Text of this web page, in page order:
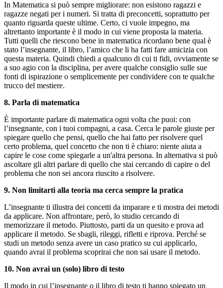
In Matematica si può sempre migliorare: non esistono ragazzi e
ragazze negati per i numeri. Si tratta di preconcetti, soprattutto per
quanto riguarda queste ultime. Certo, ci vuole impegno, ma
altrettanto importante è il modo in cui viene proposta la materia.
Tutti quelli che riescono bene in matematica ricordano bene qual è
stato l’insegnante, il libro, l’amico che li ha fatti fare amicizia con
questa materia. Quindi chiedi a qualcuno di cui ti fidi, ovviamente se
a suo agio con la disciplina, per avere qualche consiglio sulle sue
fonti di ispirazione o semplicemente per condividere con te qualche
trucco del mestiere.
8. Parla di matematica
È importante parlare di matematica ogni volta che puoi: con
l’insegnante, con i tuoi compagni, a casa. Cerca le parole giuste per
spiegare quello che pensi, quello che hai fatto per risolvere quel
certo problema, quel concetto che non ti è chiaro: niente aiuta a
capire le cose come spiegarle a un'altra persona. In alternativa si può
ascoltare gli altri parlare di quello che stai cercando di capire o del
problema che non sei ancora riuscito a risolvere.
9. Non limitarti alla teoria ma cerca sempre la pratica
L’insegnante ti illustra dei concetti da imparare e ti mostra dei metodi
da applicare. Non affrontare, però, lo studio cercando di
memorizzare il metodo. Piuttosto, parti da un quesito e prova ad
applicare il metodo. Se sbagli, rileggi, rifletti e riprova. Perché se
studi un metodo senza avere un caso pratico su cui applicarlo,
quando avrai il problema scoprirai che non sai usare il metodo.
10. Non avrai un (solo) libro di testo
Il modo in cui l’insegnante o il libro di testo ti hanno spiegato un